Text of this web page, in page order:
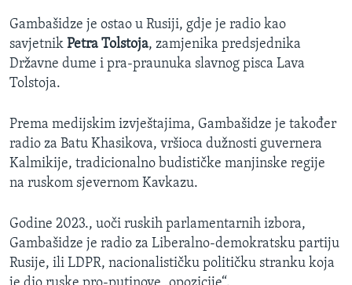
Gambašidze je ostao u Rusiji, gdje je radio kao
savjetnik Petra Tolstoja, zamjenika predsjednika
Državne dume i pra-praunuka slavnog pisca Lava
Tolstoja.
Prema medijskim izvještajima, Gambašidze je također
radio za Batu Khasikova, vršioca dužnosti guvernera
Kalmikije, tradicionalno budističke manjinske regije
na ruskom sjevernom Kavkazu.
Godine 2023., uoči ruskih parlamentarnih izbora,
Gambašidze je radio za Liberalno-demokratsku partiju
Rusije, ili LDPR, nacionalističku političku stranku koja